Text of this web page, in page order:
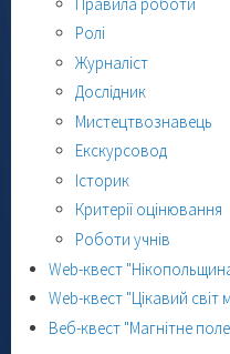
Ролі
Журналіст
Дослідник
Мистецтвознавець
Екскурсовод
Історик
Критерії оцінювання
Роботи учнів
Web-квест
Web-квест "Цікавий світ
Веб-квест "Магнітне